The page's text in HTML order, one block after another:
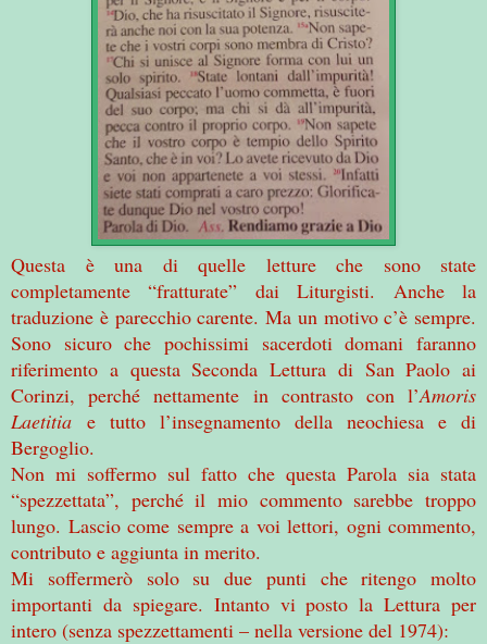
Questa è una di quelle letture che sono state
completamente “fratturate” dai Liturgisti. Anche la
traduzione è parecchio carente. Ma un motivo c’è sempre.
Sono sicuro che pochissimi sacerdoti domani faranno
riferimento a questa Seconda Lettura di San Paolo ai
Corinzi, perché nettamente in contrasto con l’Amoris
Laetitia e tutto l’insegnamento della neochiesa e di
Bergoglio.
Non mi soffermo sul fatto che questa Parola sia stata
“spezzettata”, perché il mio commento sarebbe troppo
lungo. Lascio come sempre a voi lettori, ogni commento,
contributo e aggiunta in merito.
Mi soffermerò solo su due punti che ritengo molto
importanti da spiegare. Intanto vi posto la Lettura per
intero (senza spezzettamenti – nella versione del 1974):